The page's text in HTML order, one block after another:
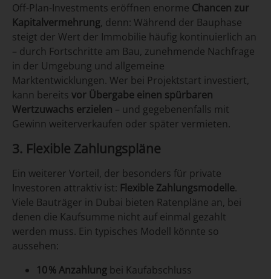
Off-Plan-Investments eröffnen enorme Chancen zur
Kapitalvermehrung, denn: Während der Bauphase
steigt der Wert der Immobilie häufig kontinuierlich an
– durch Fortschritte am Bau, zunehmende Nachfrage
in der Umgebung und allgemeine
Marktentwicklungen. Wer bei Projektstart investiert,
kann bereits vor Übergabe einen spürbaren
Wertzuwachs erzielen – und gegebenenfalls mit
Gewinn weiterverkaufen oder später vermieten.
3. Flexible Zahlungspläne
Ein weiterer Vorteil, der besonders für private
Investoren attraktiv ist: Flexible Zahlungsmodelle.
Viele Bauträger in Dubai bieten Ratenpläne an, bei
denen die Kaufsumme nicht auf einmal gezahlt
werden muss. Ein typisches Modell könnte so
aussehen:
10% Anzahlung bei Kaufabschluss